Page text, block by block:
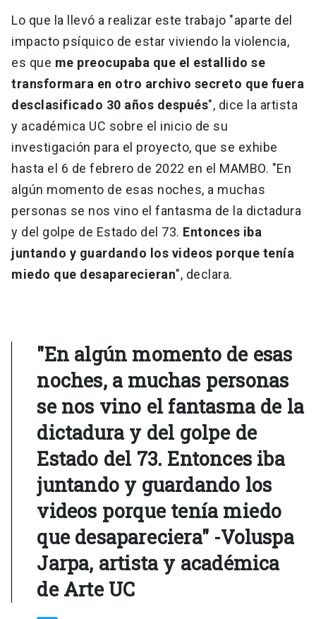
Lo que la llevó a realizar este trabajo "aparte del
impacto psíquico de estar viviendo la violencia,
es que me preocupaba que el estallido se
transformara en otro archivo secreto que fuera
desclasificado 30 años después", dice la artista
y académica UC sobre el inicio de su
investigación para el proyecto, que se exhibe
hasta el 6 de febrero de 2022 en el MAMBO. "En
algún momento de esas noches, a muchas
personas se nos vino el fantasma de la dictadura
y del golpe de Estado del 73. Entonces iba
juntando y guardando los videos porque tenía
miedo que desaparecieran", declara.
"En algún momento de esas
noches, a muchas personas
se nos vino el fantasma de la
dictadura y del golpe de
Estado del 73. Entonces iba
juntando y guardando los
videos porque tenía miedo
que desapareciera" -Voluspa
Jarpa, artista y académica
de Arte UC